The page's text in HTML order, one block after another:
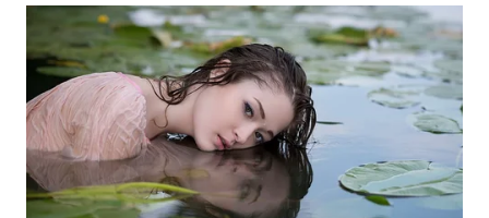
INFRASTRUKTUR
WAHANA
KONSUMEN
WAHANA